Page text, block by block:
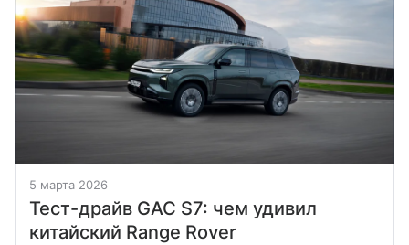
5 марта 2026
Тест-драйв GAC S7: чем удивил
китайский Range Rover